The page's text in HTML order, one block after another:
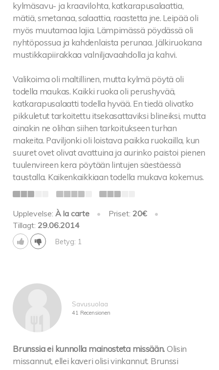
kylmäsavu- ja kraavilohta, katkarapusalaattia,
mätiä, smetanaa, salaattia, raastetta jne. Leipää oli
myös muutamaa lajia. Lämpimässä pöydässä oli
nyhtöpossua ja kahdenlaista perunaa. Jälkiruokana
mustikkapiirakkaa valniljavaahdolla ja kahvi.
Valikoima oli maltillinen, mutta kylmä pöytä oli
todella maukas. Kaikki ruoka oli perushyvää,
katkarapusalaatti todella hyvää. En tiedä olivatko
pikkuletut tarkoitettu itsekasattaviksi blineiksi, mutta
ainakin ne olihan siihen tarkoitukseen turhan
makeita. Paviljonki oli loistava paikka ruokailla, kun
suuret ovet olivat avattuina ja aurinko paistoi pienen
tuulenvireen kera pöytään lintujen säestäessä
taustalla. Kaikenkaikkiaan todella mukava kokemus.
Upplevelse:À la carte • Priset: 20€
•
Tillagt: 29.06.2014
Betyg: 1
Savusuolaa
41 Recensionen
Brunssia ei kunnolla mainosteta missään.Olisin
missannut, ellei kaveri olisi vinkannut. Brunssi